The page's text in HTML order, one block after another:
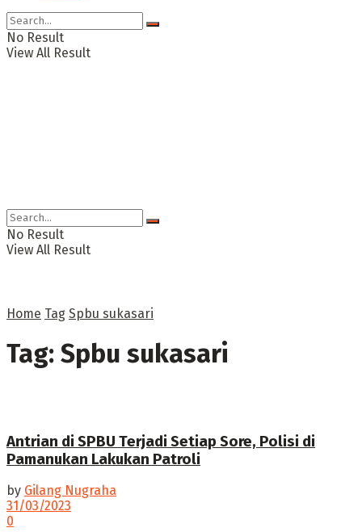
No Result
View All Result
No Result
View All Result
Home Tag Spbu sukasari
Tag: Spbu sukasari
Antrian di SPBU Terjadi Setiap Sore, Polisi di
Pamanukan Lakukan Patroli
by Gilang Nugraha
31/03/2023
0